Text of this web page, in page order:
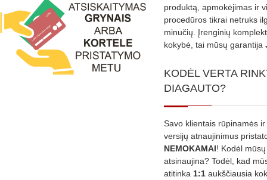
produktą, apmokėjimas ir
procedūros tikrai netruks
minučių. Įrenginių
kokybė, tai mūsų garantija
KODĖL VERTA
DIAGAUTO?
Savo klientais rūpinamės
versijų atnaujinimus
NEMOKAMAI! Kodėl
atsinaujina? Todėl, kad
atitinka 1:1 aukščiausia